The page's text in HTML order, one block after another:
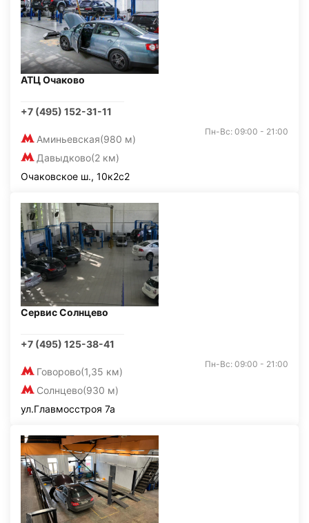
АТЦ Очаково
+7 (495) 152-31-11
Аминьевская(980 м)
Давыдково(2 км)
Пн-Вс: 09:00 - 21:00
Очаковское ш., 10к2с2
Сервис Солнцево
+7 (495) 125-38-41
Говорово(1,35 км)
Солнцево(930 м)
Пн-Вс: 09:00 - 21:00
ул.Главмосстроя 7а